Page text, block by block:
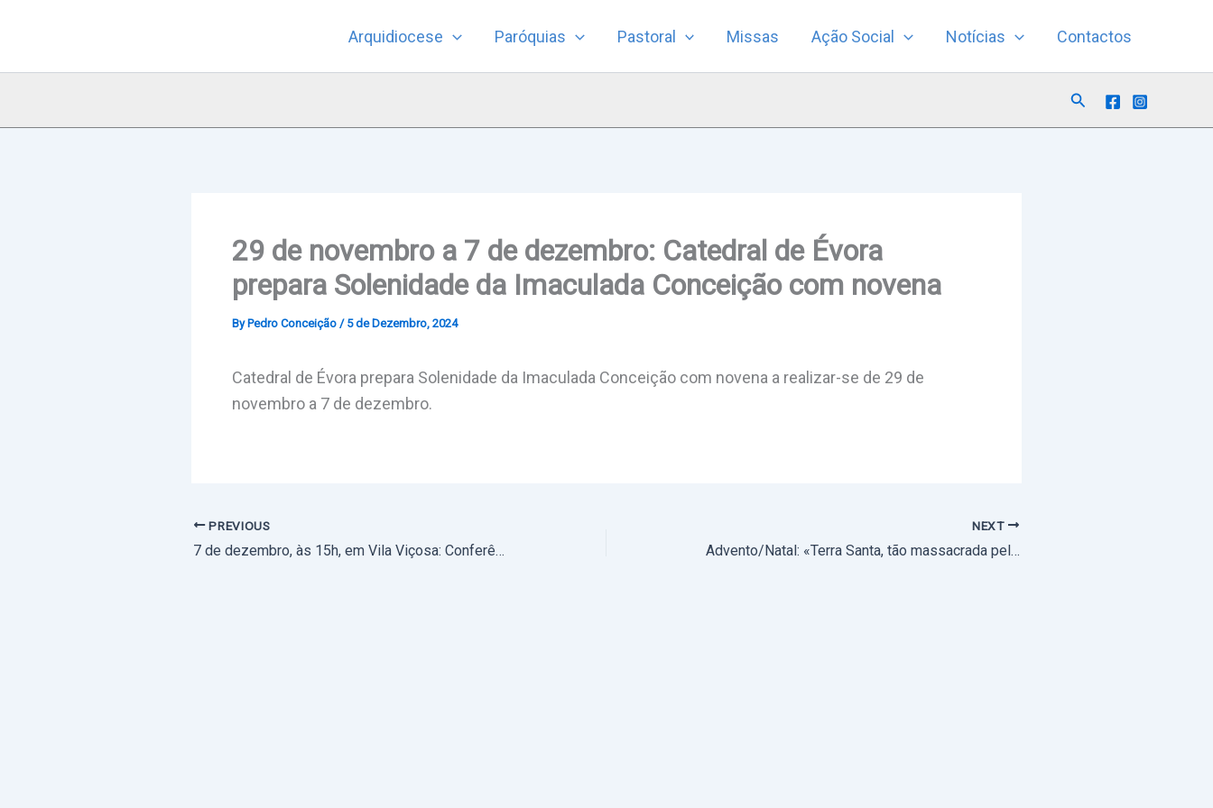
Arquidiocese Paróquias Pastoral Missas Ação Social Notícias Contactos
Search
29 de novembro a 7 de dezembro: Catedral de Évora
prepara Solenidade da Imaculada Conceição com novena
By Pedro Conceição / 5 de Dezembro, 2024
Catedral de Évora prepara Solenidade da Imaculada Conceição com novena a realizar-se de 29 de
novembro a 7 de dezembro.
PREVIOUS
7 de dezembro, às 15h, em Vila Viçosa: Conferência internacional intitulada “Imaculada Conceição. Teologia, Política e Cultura”
NEXT
Advento/Natal: «Terra Santa, tão massacrada pela guerra» é o destino de campanha solidária da Conferência Episcopal Portuguesa